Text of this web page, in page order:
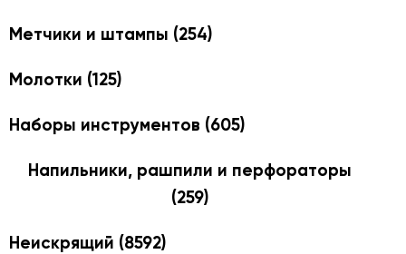
Метчики и штампы (254)
Молотки (125)
Наборы инструментов (605)
Напильники, рашпили и перфораторы
(259)
Неискрящий (8592)